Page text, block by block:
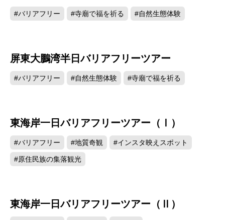
#バリアフリー #寺廟で福を祈る #自然生態体験
屏東大鵬湾半日バリアフリーツアー
#バリアフリー #自然生態体験 #寺廟で福を祈る
東海岸一日バリアフリーツアー（Ⅰ）
#バリアフリー #地質奇観 #インスタ映えスポット
#原住民族の集落観光
東海岸一日バリアフリーツアー（Ⅱ）